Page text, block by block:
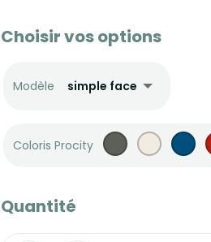
Choisir vos options
Modèle
Coloris Procity
Quantité